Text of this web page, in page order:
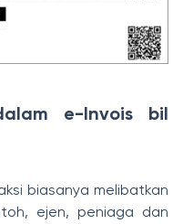
e-Invois bil
biasanya melibatkan
ejen, peniaga dan